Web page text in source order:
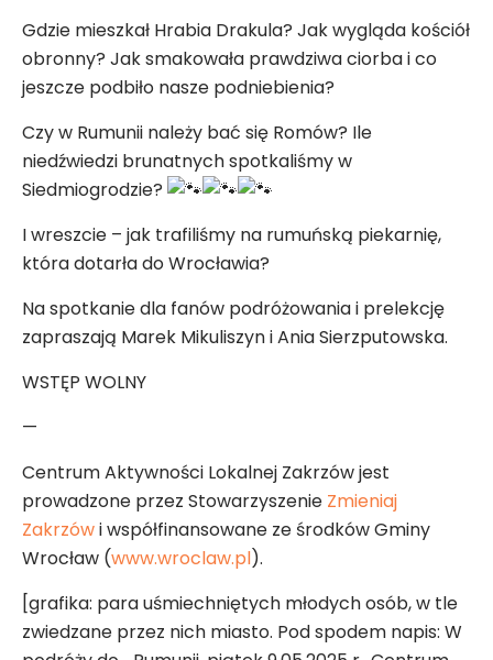
Gdzie mieszkał Hrabia Drakula? Jak wygląda kościół
obronny? Jak smakowała prawdziwa ciorba i co
jeszcze podbiło nasze podniebienia?
Czy w Rumunii należy bać się Romów? Ile
niedźwiedzi brunatnych spotkaliśmy w
Siedmiogrodzie?
I wreszcie – jak trafiliśmy na rumuńską piekarnię,
która dotarła do Wrocławia?
Na spotkanie dla fanów podróżowania i prelekcję
zapraszają Marek Mikuliszyn i Ania Sierzputowska.
WSTĘP WOLNY
—
Centrum Aktywności Lokalnej Zakrzów jest
prowadzone przez Stowarzyszenie Zmieniaj
Zakrzówi współfinansowane ze środków Gminy
Wrocław (www.wroclaw.pl).
[grafika: para uśmiechniętych młodych osób, w tle
zwiedzane przez nich miasto. Pod spodem napis: W